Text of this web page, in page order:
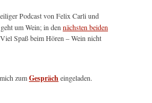
Podcast von Felix Carli und
um Wein; in den nächsten beiden
Spaß beim Hören – Wein nicht
zumGesprächeingeladen.